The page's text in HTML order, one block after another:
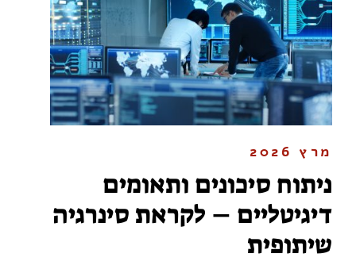
מרץ 2026
ניתוח סיכונים ותאומים
דיגיטליים – לקראת סינרגיה
שיתופית